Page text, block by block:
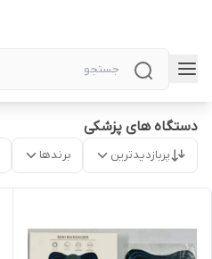
دستگاه های پزشکی
پربازدیدترین برندها